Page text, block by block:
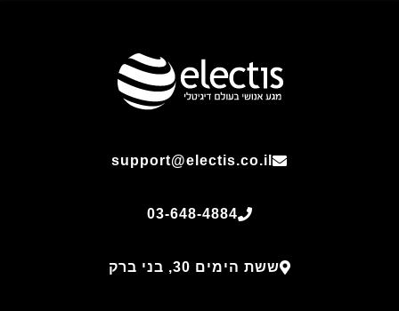
support@electis.co.il
03-648-4884
ששת הימים 30, בני ברק